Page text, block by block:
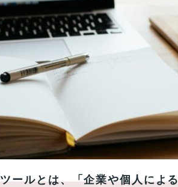
ールとは、「企業や個人によ